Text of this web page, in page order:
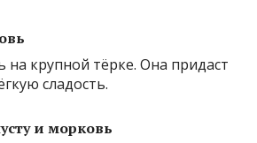
крупной тёрке. Она придаст
сладость.
и морковь